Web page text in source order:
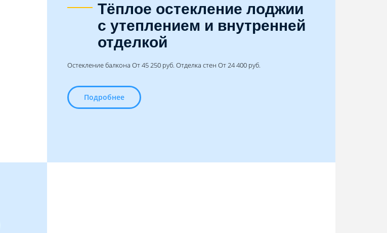
Тёплое остекление лоджии
с утеплением и внутренней
отделкой
Остекление балкона От 45 250 руб. Отделка стен От 24 400 руб.
Подробнее